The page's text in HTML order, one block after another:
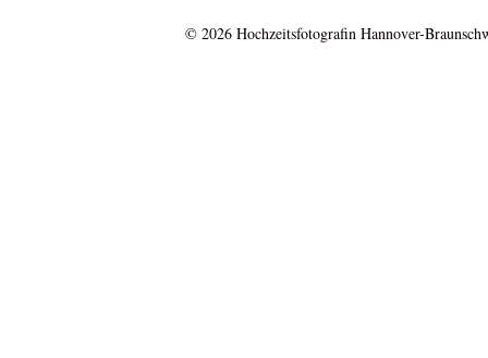
© 2026 Hochzeitsfotografin Hannover-